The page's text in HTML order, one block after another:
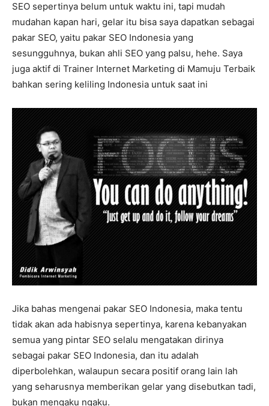
SEO sepertinya belum untuk waktu ini, tapi mudah
mudahan kapan hari, gelar itu bisa saya dapatkan sebagai
pakar SEO, yaitu pakar SEO Indonesia yang
sesungguhnya, bukan ahli SEO yang palsu, hehe. Saya
juga aktif di Trainer Internet Marketing di Mamuju Terbaik
bahkan sering keliling Indonesia untuk saat ini
Jika bahas mengenai pakar SEO Indonesia, maka tentu
tidak akan ada habisnya sepertinya, karena kebanyakan
semua yang pintar SEO selalu mengatakan dirinya
sebagai pakar SEO Indonesia, dan itu adalah
diperbolehkan, walaupun secara positif orang lain lah
yang seharusnya memberikan gelar yang disebutkan tadi,
bukan mengaku ngaku.